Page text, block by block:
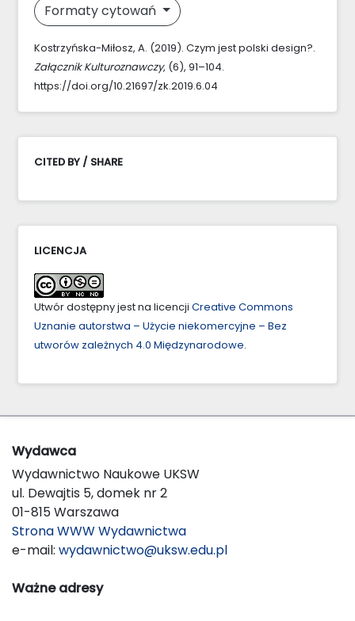
Formaty cytowań
Kostrzyńska-Miłosz, A. (2019). Czym jest polski design?.
Załącznik Kulturoznawczy, (6), 91–104.
https://doi.org/10.21697/zk.2019.6.04
CITED BY / SHARE
LICENCJA
Utwór dostępny jest na licencji Creative Commons
Uznanie autorstwa – Użycie niekomercyjne – Bez
utworów zależnych 4.0 Międzynarodowe.
Wydawca
Wydawnictwo Naukowe UKSW
ul. Dewajtis 5, domek nr 2
01-815 Warszawa
Strona WWW Wydawnictwa
e-mail: wydawnictwo@uksw.edu.pl
Ważne adresy